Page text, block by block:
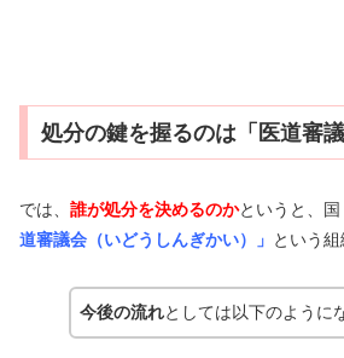
処分の鍵を握るのは「医道審議
では、 誰が処分を決めるのかというと、
道審議会（いどうしんぎかい）」 という組
今後の流れとしては以下のように